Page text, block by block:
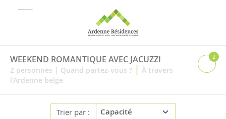
WEEKEND ROMANTIQUE AVEC JACUZZI
2 personnes | Quand partez-vous ? | À travers
l'Ardenne belge
2
Trier par :